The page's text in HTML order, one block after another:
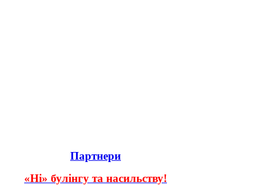
Партнери
«Ні» булінгу та насильству!